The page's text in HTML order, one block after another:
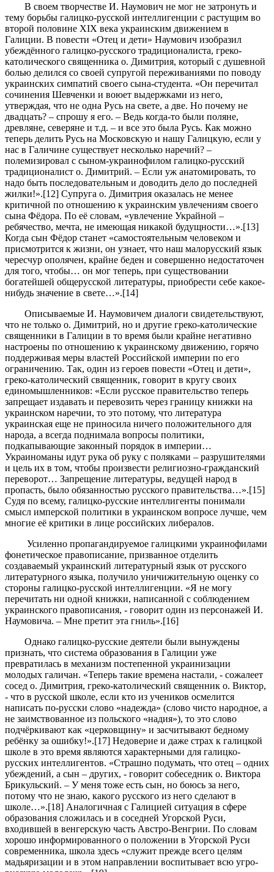
В своем творчестве И. Наумович не мог не затронуть и
тему борьбы галицко-русской интеллигенции с растущим во
второй половине XIX века украинским движением в
Галиции. В повести «Отец и дети» Наумович изобразил
убеждённого галицко-русского традиционалиста, греко-
католического священника о. Димитрия, который с душевной
болью делился со своей супругой переживаниями по поводу
украинских симпатий своего сына-студента. «Он перечитал
сочинения Шевченки и воюет выдержками из него,
утверждая, что не одна Русь на свете, а две. Но почему не
двадцать? – спрошу я его. – Ведь когда-то были поляне,
древляне, северяне и т.д. – и все это была Русь. Как можно
теперь делить Русь на Московскую и нашу Галицкую, если у
нас в Галичине существует несколько наречий? –
полемизировал с сыном-украинофилом галицко-русский
традиционалист о. Димитрий. – Если уж анатомировать, то
надо быть последовательным и доводить дело до последней
жилки!».[12] Супруга о. Димитрия оказалась не менее
критичной по отношению к украинским увлечениям своего
сына Фёдора. По её словам, «увлечение Украйной –
ребячество, мечта, не имеющая никакой будущности…».[13]
Когда сын Фёдор станет «самостоятельным человеком и
присмотрится к жизни, он узнает, что наш малорусский язык
чересчур ополячен, крайне беден и совершенно недостаточен
для того, чтобы… он мог теперь, при существовании
богатейшей общерусской литературы, приобрести себе какое-
нибудь значение в свете…».[14]
Описываемые И. Наумовичем диалоги свидетельствуют,
что не только о. Димитрий, но и другие греко-католические
священники в Галиции в то время были крайне негативно
настроены по отношению к украинскому движению, горячо
поддерживая меры властей Российской империи по его
ограничению. Так, один из героев повести «Отец и дети»,
греко-католический священник, говорит в кругу своих
единомышленников: «Если русское правительство теперь
запрещает издавать и перевозить через границу книжки на
украинском наречии, то это потому, что литература
украинская еще не приносила ничего положительного для
народа, а всегда поднимала вопросы политики,
подкапывающие законный порядок в империи…
Украиноманы идут рука об руку с поляками – разрушителями
и цель их в том, чтобы произвести религиозно-гражданский
переворот… Запрещение литературы, ведущей народ в
пропасть, было обязанностью русского правительства…».[15]
Судя по всему, галицко-русские интеллигенты понимали
смысл имперской политики в украинском вопросе лучше, чем
многие её критики в лице российских либералов.
Усиленно пропагандируемое галицкими украинофилами
фонетическое правописание, призванное отделить
создаваемый украинский литературный язык от русского
литературного языка, получило уничижительную оценку со
стороны галицко-русской интеллигенции. «Я не могу
перечитать ни одной книжки, написанной с соблюдением
украинского правописания, - говорит один из персонажей И.
Наумовича. – Мне претит эта гниль».[16]
Однако галицко-русские деятели были вынуждены
признать, что система образования в Галиции уже
превратилась в механизм постепенной украинизации
молодых галичан. «Теперь такие времена настали, - сожалеет
сосед о. Димитрия, греко-католический священник о. Виктор,
- что в русской школе, если кто из учеников осмелится
написать по-русски слово «надежда» (слово чисто народное, а
не заимствованное из польского «надия»), то это слово
подчёркивают как «церковщину» и засчитывают бедному
ребёнку за ошибку!».[17] Недоверие и даже страх к галицкой
школе в это время являются характерными для галицко-
русских интеллигентов. «Страшно подумать, что отец – одних
убеждений, а сын – других, - говорит собеседник о. Виктора
Брикульский. – У меня тоже есть сын, но боюсь за него,
потому что не знаю, какого русского из него сделают в
школе…».[18] Аналогичная с Галицией ситуация в сфере
образования сложилась и в соседней Угорской Руси,
входившей в венгерскую часть Австро-Венгрии. По словам
хорошо информированного о положении в Угорской Руси
современника, школа здесь «служит прежде всего целям
мадьяризации и в этом направлении воспитывает всю угро-